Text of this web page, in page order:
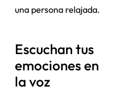
una persona relajada.
Escuchan tus
emociones en
la voz